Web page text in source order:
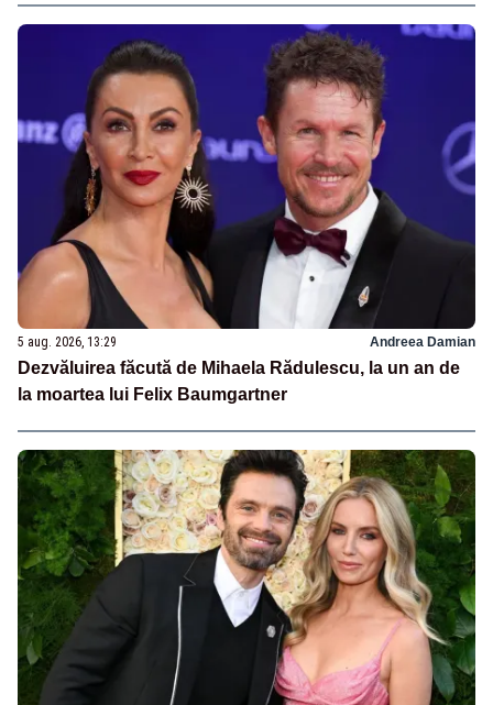
5 aug. 2026, 13:29 Andreea Damian
Dezvăluirea făcută de Mihaela Rădulescu, la un an de
la moartea lui Felix Baumgartner